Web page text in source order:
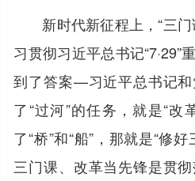
新时代新征程上，“三
习贯彻习近平总书记“7·29”
到了答案—习近平总书记
了“过河”的任务，就是“改
了“桥”和“船”，那就是“修
三门课、改革当先锋是贯